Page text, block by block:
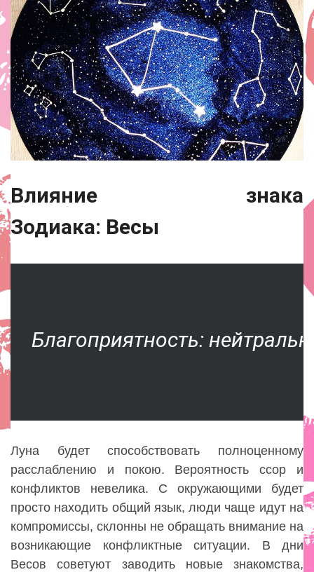
Влияние знака
Зодиака: Весы
Благоприятность:
Луна будет способствовать полноценному
расслаблению и покою. Вероятность ссор и
конфликтов невелика. С окружающими будет
просто находить общий язык, люди чаще идут на
компромиссы, склонны не обращать внимание на
возникающие конфликтные ситуации. В дни
Весов советуют заводить новые знакомства,